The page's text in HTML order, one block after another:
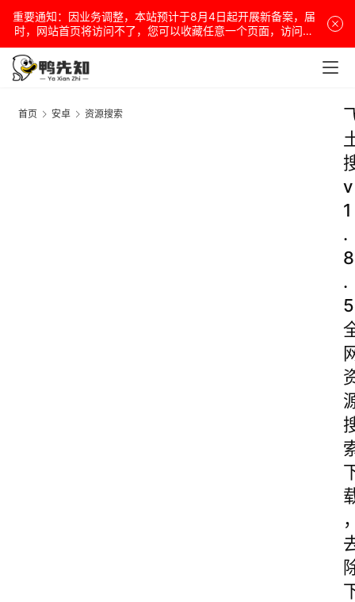
重要通知：因业务调整，本站预计于8月4日起开展新备案，届
时，网站首页将访问不了，您可以收藏任意一个页面，访问网
站！
首页 安卓 资源搜索
v
1
.
8
.
5